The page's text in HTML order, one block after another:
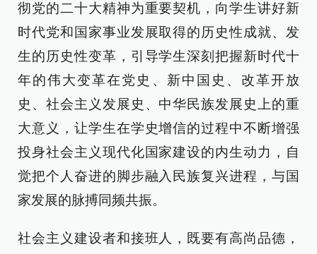
彻党的二十大精神为重要契机，向学生讲好新
时代党和国家事业发展取得的历史性成就、发
生的历史性变革，引导学生深刻把握新时代十
年的伟大变革在党史、新中国史、改革开放
史、社会主义发展史、中华民族发展史上的重
大意义，让学生在学史增信的过程中不断增强
投身社会主义现代化国家建设的内生动力，自
觉把个人奋进的脚步融入民族复兴进程，与国
家发展的脉搏同频共振。
社会主义建设者和接班人，既要有高尚品德，